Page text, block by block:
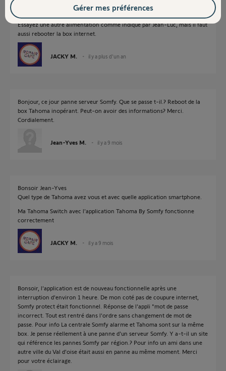
Bonjour Olivier
Essayez une autre alimentation comme indiqué par Jean-Luc, mais il faut
aussi rebooter la box internet.
JACKY M. il y a plus d'un an
Bonjour, ce jour panne serveur Somfy. Que se passe t-il.? Reboot de la
box Tahoma inopérant. Peut-on avoir des informations? Merci.
Cordialement.
Jean-Yves M. il y a 9 mois
Bonsoir Jean-Yves
Quel type de Tahoma avez vous et avec quelle application smartphone.
Ma Tahoma Switch avec l'application Tahoma By Somfy fonctionne
correctement
JACKY M. il y a 9 mois
Bonsoir, l'application est de nouveau fonctionnelle après une
interruption d'environ 1 heure. De mon coté pas de coupure internet,
Somfy protect était fonctionnel. Réponse de l'appli "mot de passe
incorrect. Tout est rentré dans l'ordre sans changement de mot de
passe. Pour info La centrale Somfy alarme et Tahoma sont sur la même
box. Je pense réellement à une panne d'un serveur Somfy. Y a-t-il un site
qui référence les pannes Somfy par région.? Pour info un ami dans une
autre ville du Val d'oise était aussi en panne au même moment. Merci
pour votre éclairage.
Gérer mes préférences